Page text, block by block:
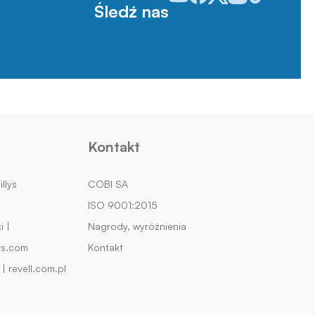
Śledź nas
|
revell.com.pl
Kontakt
COBI SA
ISO 9001:2015
Nagrody, wyróżnienia
Kontakt